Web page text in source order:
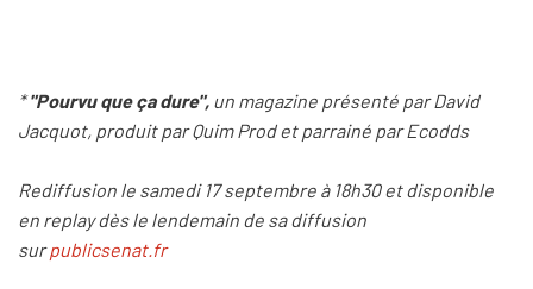
*"Pourvu que ça dure", un magazine présenté par David
Jacquot, produit par Quim Prod et parrainé par Ecodds
Rediffusion le samedi 17 septembre à 18h30 et disponible
en replay dès le lendemain de sa diffusion
surpublicsenat.fr